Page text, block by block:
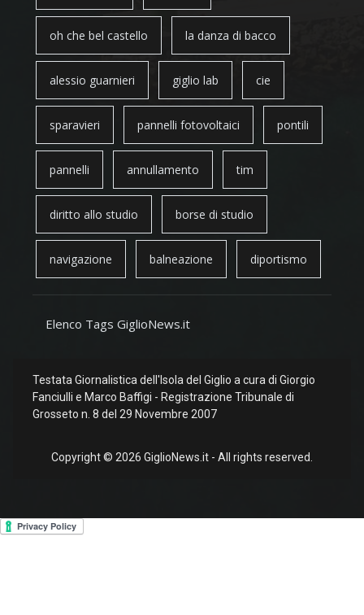
oh che bel castello la danza di bacco
alessio guarnieri giglio lab cie
sparavieri pannelli fotovoltaici pontili
pannelli annullamento tim
diritto allo studio borse di studio
navigazione balneazione diportismo
Elenco Tags GiglioNews.it
Testata Giornalistica dell'Isola del Giglio a cura di Giorgio
Fanciulli e Marco Baffigi - Registrazione Tribunale di
Grosseto n. 8 del 29 Novembre 2007
Copyright © 2026 GiglioNews.it - All rights reserved.